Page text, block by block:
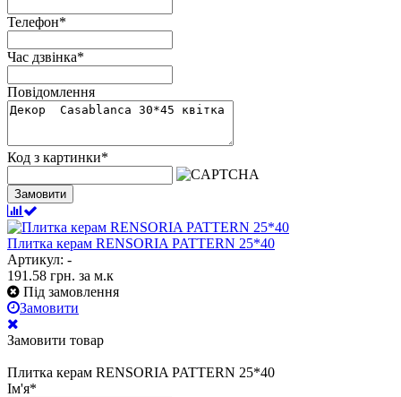
Телефон*
Час дзвінка*
Повідомлення
Код з картинки*
Замовити
Плитка керам RENSORIA PATTERN 25*40
Артикул: -
191.58 грн. за м.к
Під замовлення
Замовити
Замовити товар
Плитка керам RENSORIA PATTERN 25*40
Ім'я*